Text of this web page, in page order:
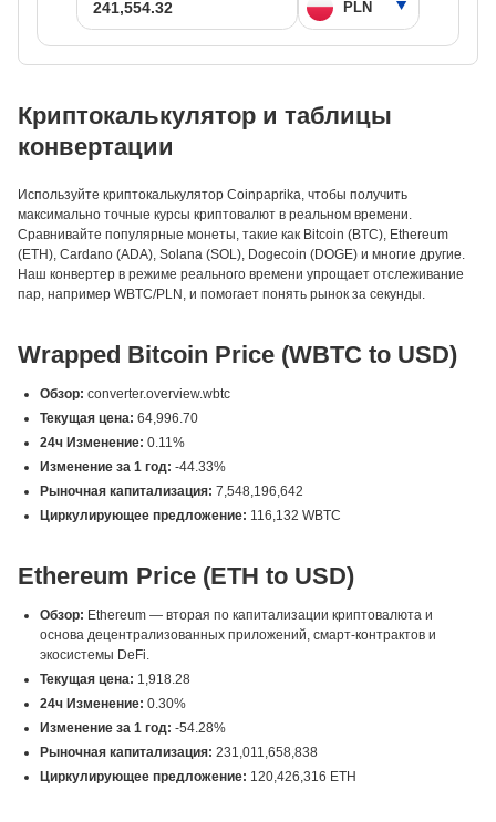
Криптокалькулятор и таблицы
конвертации
Используйте криптокалькулятор Coinpaprika, чтобы получить
максимально точные курсы криптовалют в реальном времени.
Сравнивайте популярные монеты, такие как Bitcoin (BTC), Ethereum
(ETH), Cardano (ADA), Solana (SOL), Dogecoin (DOGE) и многие другие.
Наш конвертер в режиме реального времени упрощает отслеживание
пар, например WBTC/PLN, и помогает понять рынок за секунды.
Wrapped Bitcoin Price (WBTC to USD)
Обзор: converter.overview.wbtc
Текущая цена: 64,996.70
24ч Изменение: 0.11%
Изменение за 1 год: -44.33%
Рыночная капитализация: 7,548,196,642
Циркулирующее предложение: 116,132 WBTC
Ethereum Price (ETH to USD)
Обзор: Ethereum — вторая по капитализации криптовалюта и
основа децентрализованных приложений, смарт-контрактов и
экосистемы DeFi.
Текущая цена: 1,918.28
24ч Изменение: 0.30%
Изменение за 1 год: -54.28%
Рыночная капитализация: 231,011,658,838
Циркулирующее предложение: 120,426,316 ETH